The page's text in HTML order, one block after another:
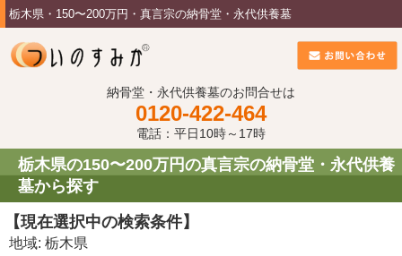
栃木県・150〜200万円・真言宗の納骨堂・永代供養墓
納骨堂・永代供養墓のお問合せは
0120-422-464
電話：平日10時～17時
栃木県の150〜200万円の真言宗の納骨堂・永代供養
墓から探す
【現在選択中の検索条件】
地域: 栃木県